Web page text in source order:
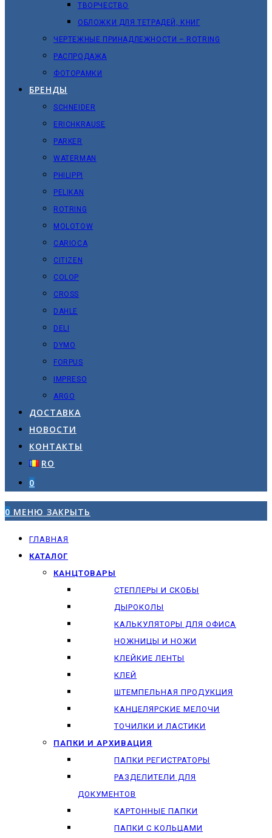
ТВОРЧЕСТВО
ОБЛОЖКИ ДЛЯ ТЕТРАДЕЙ, КНИГ
ЧЕРТЕЖНЫЕ ПРИНАДЛЕЖНОСТИ – ROTRING
РАСПРОДАЖА
ФОТОРАМКИ
БРЕНДЫ
SCHNEIDER
ERICHKRAUSE
PARKER
WATERMAN
PHILIPPI
PELIKAN
ROTRING
MOLOTOW
CARIOCA
CITIZEN
COLOP
CROSS
DAHLE
DELI
DYMO
FORPUS
IMPRESO
ARGO
ДОСТАВКА
НОВОСТИ
КОНТАКТЫ
RO
0
0 МЕНЮ ЗАКРЫТЬ
ГЛАВНАЯ
КАТАЛОГ
КАНЦТОВАРЫ
СТЕПЛЕРЫ И СКОБЫ
ДЫРОКОЛЫ
КАЛЬКУЛЯТОРЫ ДЛЯ ОФИСА
НОЖНИЦЫ И НОЖИ
КЛЕЙКИЕ ЛЕНТЫ
КЛЕЙ
ШТЕМПЕЛЬНАЯ ПРОДУКЦИЯ
КАНЦЕЛЯРСКИЕ МЕЛОЧИ
ТОЧИЛКИ И ЛАСТИКИ
ПАПКИ И АРХИВАЦИЯ
ПАПКИ РЕГИСТРАТОРЫ
РАЗДЕЛИТЕЛИ ДЛЯ
ДОКУМЕНТОВ
КАРТОННЫЕ ПАПКИ
ПАПКИ С КОЛЬЦАМИ